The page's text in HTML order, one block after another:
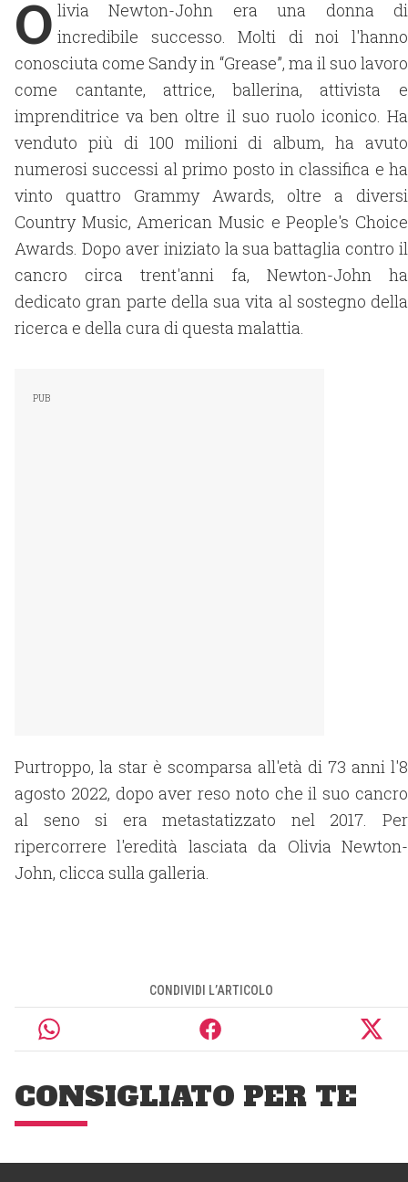
O livia Newton-John era una donna di
incredibile successo. Molti di noi l'hanno
conosciuta come Sandy in “Grease”, ma il suo lavoro
come cantante, attrice, ballerina, attivista e
imprenditrice va ben oltre il suo ruolo iconico. Ha
venduto più di 100 milioni di album, ha avuto
numerosi successi al primo posto in classifica e ha
vinto quattro Grammy Awards, oltre a diversi
Country Music, American Music e People's Choice
Awards. Dopo aver iniziato la sua battaglia contro il
cancro circa trent'anni fa, Newton-John ha
dedicato gran parte della sua vita al sostegno della
ricerca e della cura di questa malattia.
Purtroppo, la star è scomparsa all'età di 73 anni l'8
agosto 2022, dopo aver reso noto che il suo cancro
al seno si era metastatizzato nel 2017. Per
ripercorrere l'eredità lasciata da Olivia Newton-
John, clicca sulla galleria.
CONDIVIDI L’ARTICOLO
CONSIGLIATO PER TE